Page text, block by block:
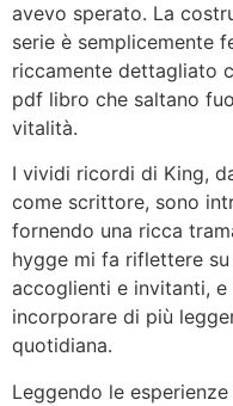
avevo sperato. La
serie è semplicemente
riccamente dettagliato
pdf libro che saltano
vitalità.
I vividi ricordi di King,
come scrittore, sono
fornendo una ricca
hygge mi fa riflettere
accoglienti e invitanti,
incorporare di più
quotidiana.
Leggendo le